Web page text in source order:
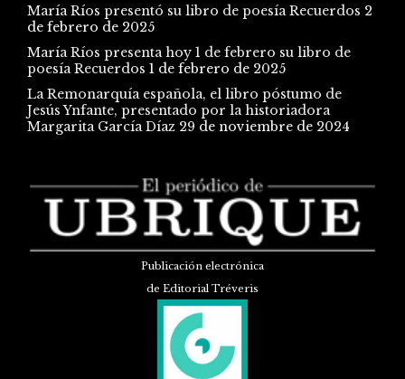
María Ríos presentó su libro de poesía Recuerdos 2
de febrero de 2025
María Ríos presenta hoy 1 de febrero su libro de
poesía Recuerdos 1 de febrero de 2025
La Remonarquía española, el libro póstumo de
Jesús Ynfante, presentado por la historiadora
Margarita García Díaz 29 de noviembre de 2024
Publicación electrónica
de Editorial Tréveris